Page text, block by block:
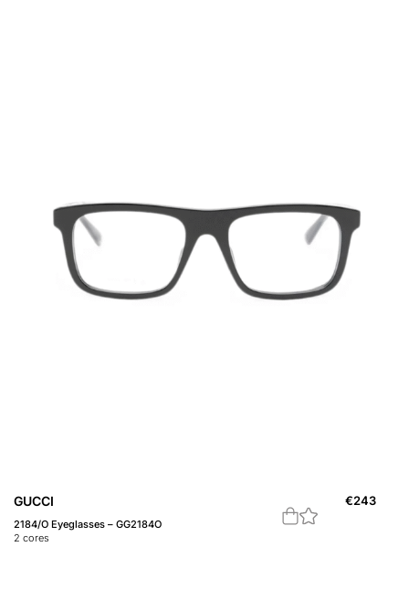
GUCCI
2184/O Eyeglasses – GG2184O
2 cores
€243